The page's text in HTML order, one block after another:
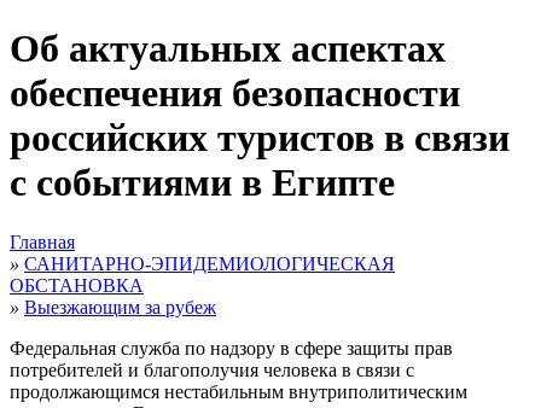
Об актуальных аспектах
обеспечения безопасности
российских туристов в связи
с событиями в Египте
Главная
» САНИТАРНО-ЭПИДЕМИОЛОГИЧЕСКАЯ
ОБСТАНОВКА
» Выезжающим за рубеж
Федеральная служба по надзору в сфере защиты прав
потребителей и благополучия человека в связи с
продолжающимся нестабильным внутриполитическим